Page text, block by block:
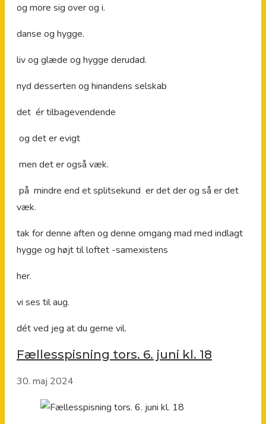
og more sig over og i.
danse og hygge.
liv og glæde og hygge derudad.
nyd desserten og hinandens selskab
det ér tilbagevendende
og det er evigt
men det er også væk.
på mindre end et splitsekund er det der og så er det
væk.
tak for denne aften og denne omgang mad med indlagt
hygge og højt til loftet -samexistens
her.
vi ses til aug.
dét ved jeg at du gerne vil.
Fællesspisning tors. 6. juni kl. 18
30. maj 2024